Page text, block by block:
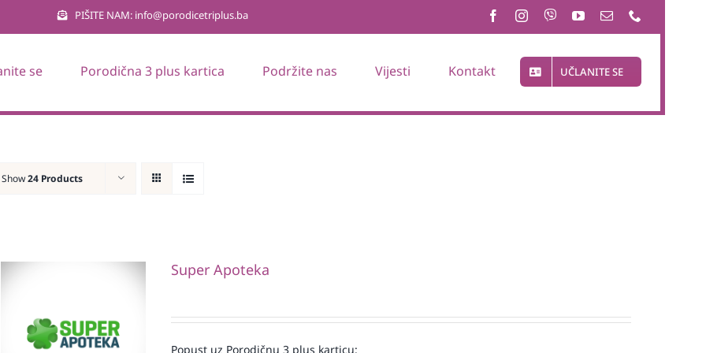
PIŠITE NAM: info@porodicetriplus.ba
se Porodična 3 plus kartica Podržite nas Vijesti Kontakt UČLANITE SE
Show24 Products
Super Apoteka
Popust uz Porodičnu 3 plus karticu: